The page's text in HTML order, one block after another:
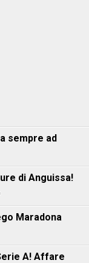
sempre ad
di Anguissa!
Maradona
A! Affare